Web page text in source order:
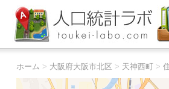
ホーム > 大阪府大阪市北区 > 天神西町>